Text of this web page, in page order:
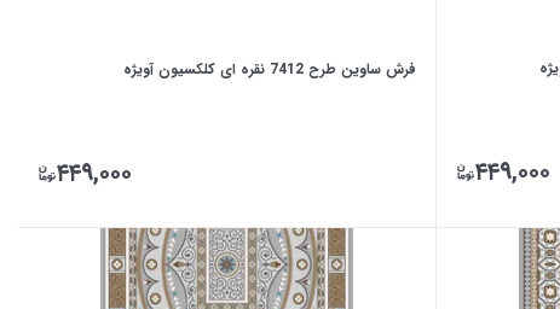
۴۴۹,۰۰۰
فرش ساوین طرح 7412 نقره ای کلکسیون آویژه
۴۴۹,۰۰۰